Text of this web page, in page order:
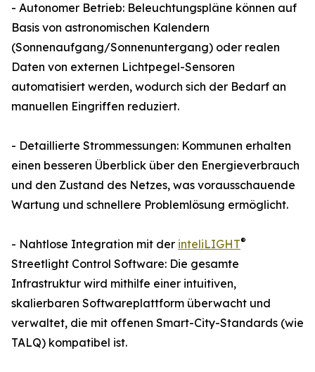
- Autonomer Betrieb: Beleuchtungspläne können auf
Basis von astronomischen Kalendern
(Sonnenaufgang/Sonnenuntergang) oder realen
Daten von externen Lichtpegel-Sensoren
automatisiert werden, wodurch sich der Bedarf an
manuellen Eingriffen reduziert.
- Detaillierte Strommessungen: Kommunen erhalten
einen besseren Überblick über den Energieverbrauch
und den Zustand des Netzes, was vorausschauende
Wartung und schnellere Problemlösung ermöglicht.
- Nahtlose Integration mit der inteliLIGHT®
Streetlight Control Software: Die gesamte
Infrastruktur wird mithilfe einer intuitiven,
skalierbaren Softwareplattform überwacht und
verwaltet, die mit offenen Smart-City-Standards (wie
TALQ) kompatibel ist.